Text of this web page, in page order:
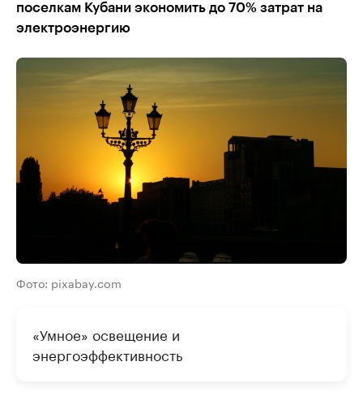
поселкам Кубани экономить до 70% затрат на
электроэнергию
Фото: pixabay.com
«Умное» освещение и
энергоэффективность